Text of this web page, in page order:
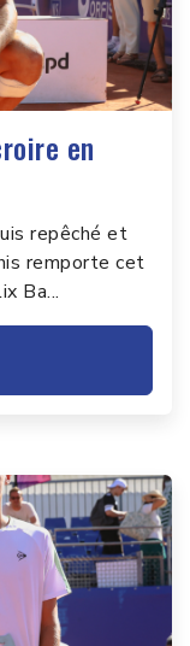
en
repêché et
remporte cet
Ba...